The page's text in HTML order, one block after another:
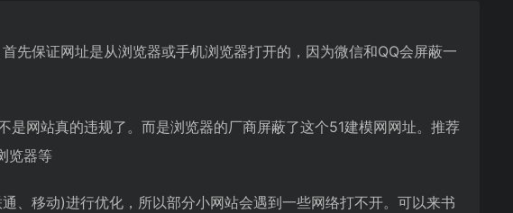
先保证网址是从浏览器或手机浏览器打开的，因为微信和QQ会屏蔽一
网站真的违规了。而是浏览器的厂商屏蔽了这个51建模网网址。推荐
览器等
、移动)进行优化，所以部分小网站会遇到一些网络打不开。可以来书